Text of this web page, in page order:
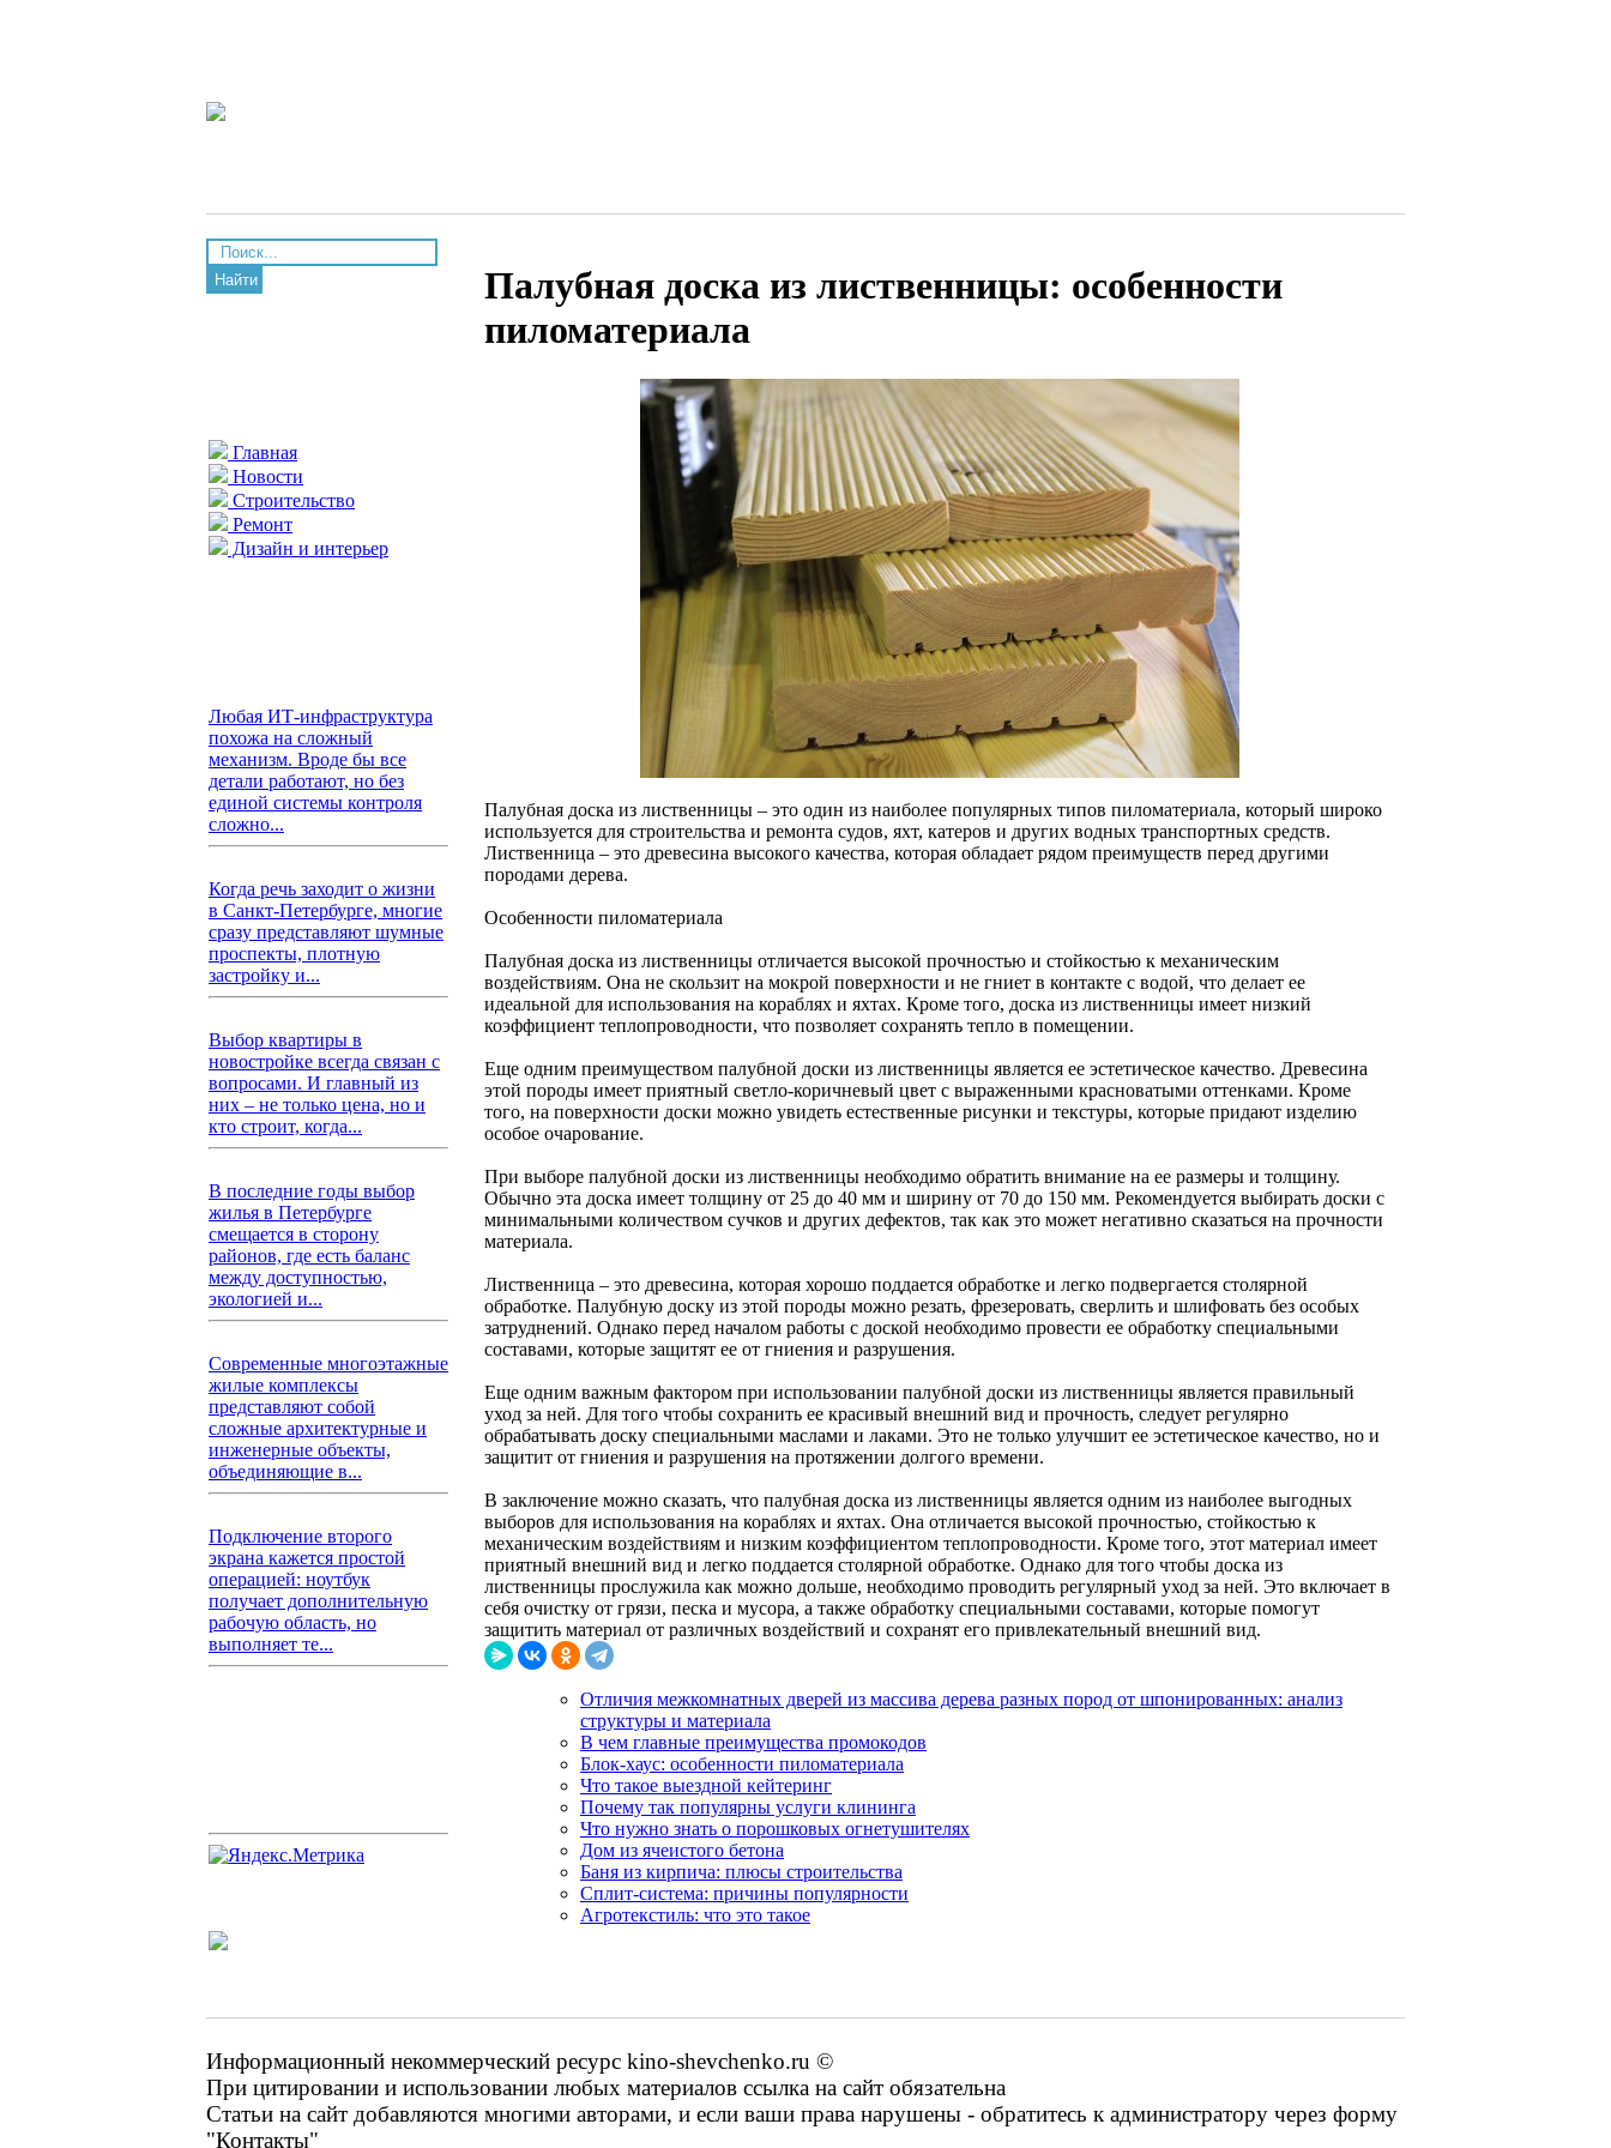
Найти
Главная
Новости
Строительство
Ремонт
Дизайн и интерьер
Любая ИТ-инфраструктура
похожа на сложный
механизм. Вроде бы все
детали работают, но без
единой системы контроля
сложно...
Когда речь заходит о жизни
в Санкт-Петербурге, многие
сразу представляют шумные
проспекты, плотную
застройку и...
Выбор квартиры в
новостройке всегда связан с
вопросами. И главный из
них – не только цена, но и
кто строит, когда...
В последние годы выбор
жилья в Петербурге
смещается в сторону
районов, где есть баланс
между доступностью,
экологией и...
Современные многоэтажные
жилые комплексы
представляют собой
сложные архитектурные и
инженерные объекты,
объединяющие в...
Подключение второго
экрана кажется простой
операцией: ноутбук
получает дополнительную
рабочую область, но
выполняет те...
Палубная доска из лиственницы: особенности
пиломатериала
Палубная доска из лиственницы – это один из наиболее популярных типов пиломатериала, который широко
используется для строительства и ремонта судов, яхт, катеров и других водных транспортных средств.
Лиственница – это древесина высокого качества, которая обладает рядом преимуществ перед другими
породами дерева.
Особенности пиломатериала
Палубная доска из лиственницы отличается высокой прочностью и стойкостью к механическим
воздействиям. Она не скользит на мокрой поверхности и не гниет в контакте с водой, что делает ее
идеальной для использования на кораблях и яхтах. Кроме того, доска из лиственницы имеет низкий
коэффициент теплопроводности, что позволяет сохранять тепло в помещении.
Еще одним преимуществом палубной доски из лиственницы является ее эстетическое качество. Древесина
этой породы имеет приятный светло-коричневый цвет с выраженными красноватыми оттенками. Кроме
того, на поверхности доски можно увидеть естественные рисунки и текстуры, которые придают изделию
особое очарование.
При выборе палубной доски из лиственницы необходимо обратить внимание на ее размеры и толщину.
Обычно эта доска имеет толщину от 25 до 40 мм и ширину от 70 до 150 мм. Рекомендуется выбирать доски с
минимальными количеством сучков и других дефектов, так как это может негативно сказаться на прочности
материала.
Лиственница – это древесина, которая хорошо поддается обработке и легко подвергается столярной
обработке. Палубную доску из этой породы можно резать, фрезеровать, сверлить и шлифовать без особых
затруднений. Однако перед началом работы с доской необходимо провести ее обработку специальными
составами, которые защитят ее от гниения и разрушения.
Еще одним важным фактором при использовании палубной доски из лиственницы является правильный
уход за ней. Для того чтобы сохранить ее красивый внешний вид и прочность, следует регулярно
обрабатывать доску специальными маслами и лаками. Это не только улучшит ее эстетическое качество, но и
защитит от гниения и разрушения на протяжении долгого времени.
В заключение можно сказать, что палубная доска из лиственницы является одним из наиболее выгодных
выборов для использования на кораблях и яхтах. Она отличается высокой прочностью, стойкостью к
механическим воздействиям и низким коэффициентом теплопроводности. Кроме того, этот материал имеет
приятный внешний вид и легко поддается столярной обработке. Однако для того чтобы доска из
лиственницы прослужила как можно дольше, необходимо проводить регулярный уход за ней. Это включает в
себя очистку от грязи, песка и мусора, а также обработку специальными составами, которые помогут
защитить материал от различных воздействий и сохранят его привлекательный внешний вид.
Отличия межкомнатных дверей из массива дерева разных пород от шпонированных: анализ
структуры и материала
В чем главные преимущества промокодов
Блок-хаус: особенности пиломатериала
Что такое выездной кейтеринг
Почему так популярны услуги клининга
Что нужно знать о порошковых огнетушителях
Дом из ячеистого бетона
Баня из кирпича: плюсы строительства
Сплит-система: причины популярности
Агротекстиль: что это такое
Информационный некоммерческий ресурс kino-shevchenko.ru ©
При цитировании и использовании любых материалов ссылка на сайт обязательна
Статьи на сайт добавляются многими авторами, и если ваши права нарушены - обратитесь к администратору через форму
"Контакты"